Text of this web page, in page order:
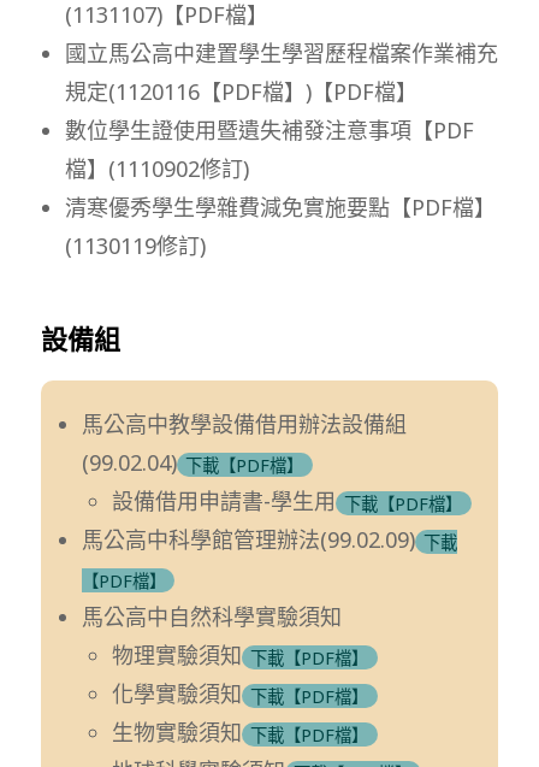
(1131107)【PDF檔】
國立馬公高中建置學生學習歷程檔案作業補充
規定(1120116【PDF檔】 )【PDF檔】
數位學生證使用暨遺失補發注意事項【PDF
檔】 (1110902修訂)
清寒優秀學生學雜費減免實施要點【PDF檔】
(1130119修訂)
設備組
馬公高中教學設備借用辦法設備組
(99.02.04) 下載【PDF檔】
設備借用申請書-學生用 下載【PDF檔】
馬公高中科學館管理辦法(99.02.09) 下載
【PDF檔】
馬公高中自然科學實驗須知
物理實驗須知 下載【PDF檔】
化學實驗須知 下載【PDF檔】
生物實驗須知 下載【PDF檔】